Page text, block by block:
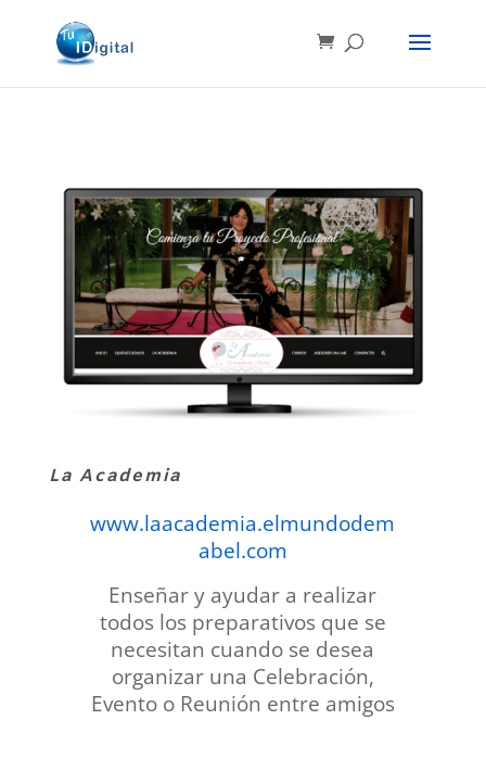
La Academia
www.laacademia.elmundodem
abel.com
Enseñar y ayudar a realizar
todos los preparativos que se
necesitan cuando se desea
organizar una Celebración,
Evento o Reunión entre amigos